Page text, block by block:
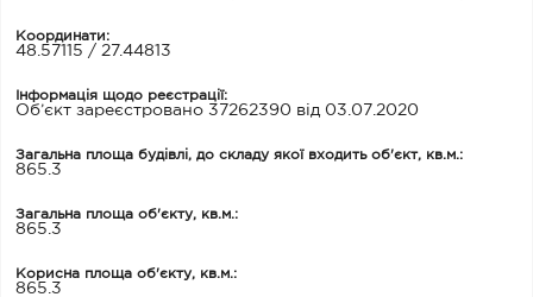
Координати:
48.57115 / 27.44813
Інформація щодо реєстрації:
Об’єкт зареєстровано 37262390 від 03.07.2020
Загальна площа будівлі, до складу якої входить об'єкт, кв.м.:
865.3
Загальна площа об'єкту, кв.м.:
865.3
Корисна площа об'єкту, кв.м.:
865.3